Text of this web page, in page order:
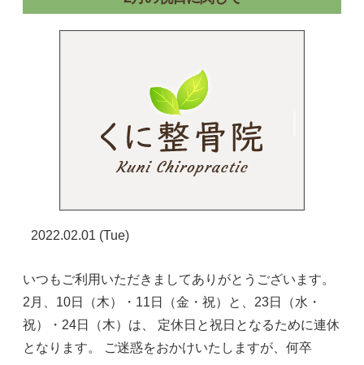
2022.02.01 (Tue)
いつもご利用いただきましてありがとうございます。
2月、10日（木）・11日（金・祝）と、23日（水・
祝）・24日（木）は、 定休日と祝日となるために連休
となります。 ご迷惑をおかけいたしますが、何卒